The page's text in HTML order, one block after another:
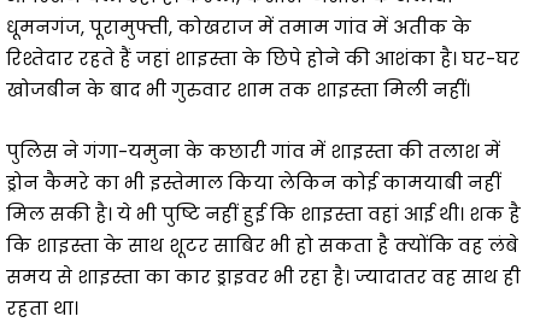
धूमनगंज, पूरामुफ्ती, कोखराज में तमाम गांव में अतीक के
रिश्तेदार रहते हैं जहां शाइस्ता के छिपे होने की आशंका है। घर-घर
खोजबीन के बाद भी गुरुवार शाम तक शाइस्ता मिली नहीं।
पुलिस ने गंगा-यमुना के कछारी गांव में शाइस्ता की तलाश में
ड्रोन कैमरे का भी इस्तेमाल किया लेकिन कोई कामयाबी नहीं
मिल सकी है। ये भी पुष्टि नहीं हुई कि शाइस्ता वहां आई थी। शक है
कि शाइस्ता के साथ शूटर साबिर भी हो सकता है क्योंकि वह लंबे
समय से शाइस्ता का कार ड्राइवर भी रहा है। ज्यादातर वह साथ ही
रहता था।